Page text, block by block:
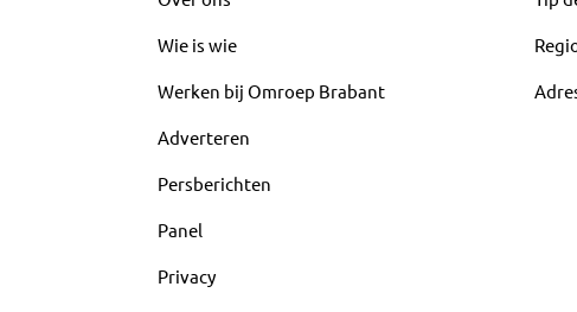
Wie is wie
Werken bij Omroep Brabant
Adverteren
Persberichten
Panel
Privacy